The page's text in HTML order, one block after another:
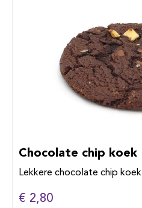
Chocolate chip koek
Lekkere chocolate chip koek
€ 2,80